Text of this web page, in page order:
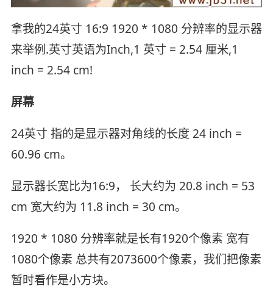
拿我的24英寸 16:9 1920 * 1080 分辨率的显示器
来举例.英寸英语为Inch,1 英寸 = 2.54 厘米,1
inch = 2.54 cm!
屏幕
24英寸 指的是显示器对角线的长度 24 inch =
60.96 cm。
显示器长宽比为16:9， 长大约为 20.8 inch = 53
cm 宽大约为 11.8 inch = 30 cm。
1920 * 1080 分辨率就是长有1920个像素 宽有
1080个像素 总共有2073600个像素，我们把像素
暂时看作是小方块。